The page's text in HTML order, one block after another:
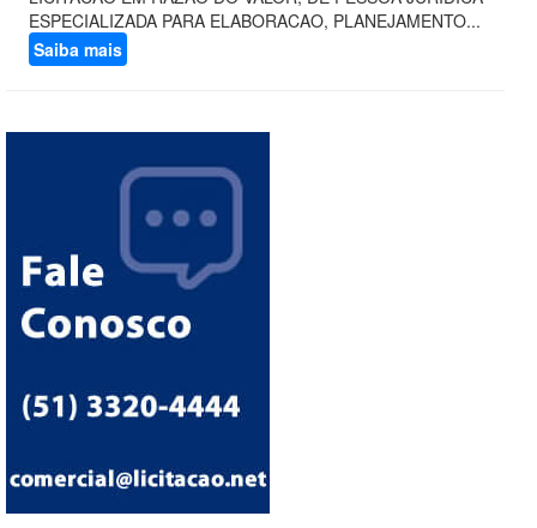
ESPECIALIZADA PARA ELABORACAO, PLANEJAMENTO...
Saiba mais